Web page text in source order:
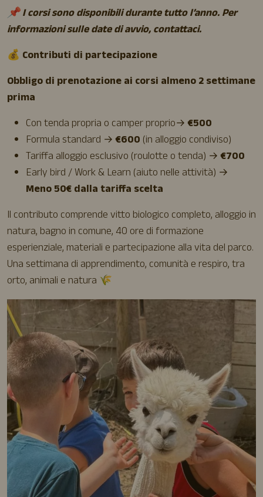
📌 I corsi sono disponibili durante tutto l’anno. Per
informazioni sulle date di avvio, contattaci.
💰 Contributi di partecipazione
Obbligo di prenotazione ai corsi almeno 2 settimane
prima
Con tenda propria o camper proprio→ €500
Formula standard → €600 (in alloggio condiviso)
Tariffa alloggio esclusivo (roulotte o tenda) → €700
Early bird / Work & Learn (aiuto nelle attività) →
Meno 50€ dalla tariffa scelta
Il contributo comprende vitto biologico completo, alloggio in
natura, bagno in comune, 40 ore di formazione
esperienziale, materiali e partecipazione alla vita del parco.
Una settimana di apprendimento, comunità e respiro, tra
orto, animali e natura 🌾